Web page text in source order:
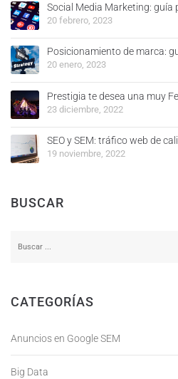
Social Media Marketing: guía
20 febrero, 2023
Posicionamiento de marca:
20 enero, 2023
Prestigia te desea una muy
23 diciembre, 2022
SEO y SEM: tráfico web de
19 noviembre, 2022
BUSCAR
CATEGORÍAS
Anuncios en Google SEM
Big Data